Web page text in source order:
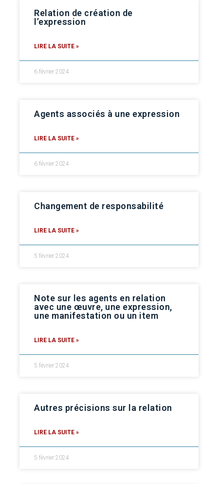
Relation de création de
l’expression
LIRE LA SUITE »
6 février 2024
Agents associés à une expression
LIRE LA SUITE »
6 février 2024
Changement de responsabilité
LIRE LA SUITE »
5 février 2024
Note sur les agents en relation
avec une œuvre, une expression,
une manifestation ou un item
LIRE LA SUITE »
5 février 2024
Autres précisions sur la relation
LIRE LA SUITE »
5 février 2024